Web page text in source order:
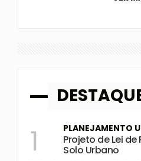
1 PLANEJAMENTO
Projeto de Lei
Solo Urbano